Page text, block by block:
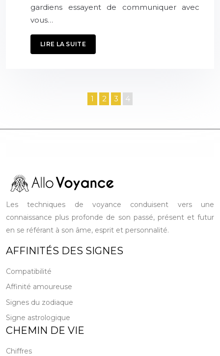
gardiens essayent de communiquer avec
vous…
LIRE LA SUITE
1 2 3 4
Les techniques de voyance conduisent vers une
connaissance plus profonde de son passé, présent et futur
en se référant à son âme, esprit et personnalité.
AFFINITÉS DES SIGNES
Compatibilité
Affinité amoureuse
Signes du zodiaque
Signe astrologique
CHEMIN DE VIE
Chiffres